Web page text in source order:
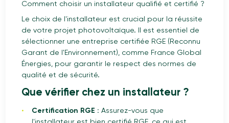
Comment choisir un installateur qualifié et certifié ?
Le choix de l'installateur est crucial pour la réussite
de votre projet photovoltaïque. Il est essentiel de
sélectionner une entreprise certifiée RGE (Reconnu
Garant de l'Environnement), comme France Global
Énergies, pour garantir le respect des normes de
qualité et de sécurité.
Que vérifier chez un installateur ?
Certification RGE : Assurez-vous que